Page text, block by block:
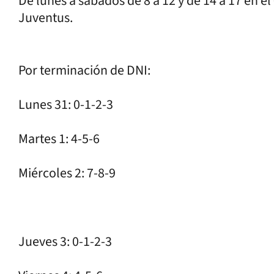
Juventus.
Por terminación de DNI:
Lunes 31: 0-1-2-3
Martes 1: 4-5-6
Miércoles 2: 7-8-9
Jueves 3: 0-1-2-3